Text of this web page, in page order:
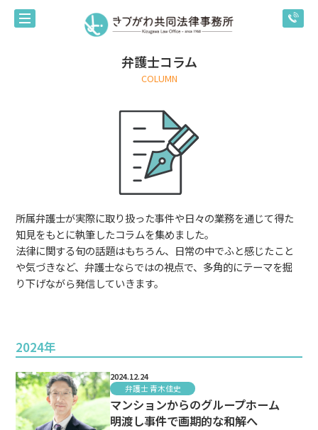
弁護士コラム
COLUMN
所属弁護士が実際に取り扱った事件や日々の業務を通じて得た
知見をもとに執筆したコラムを集めました。
法律に関する旬の話題はもちろん、日常の中でふと感じたこと
や気づきなど、弁護士ならではの視点で、多角的にテーマを掘
り下げながら発信していきます。
2024年
2024.12.24
弁護士 青木佳史
マンションからのグループホーム
明渡し事件で画期的な和解へ